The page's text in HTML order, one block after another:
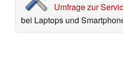
Umfrage zur
bei Laptops und